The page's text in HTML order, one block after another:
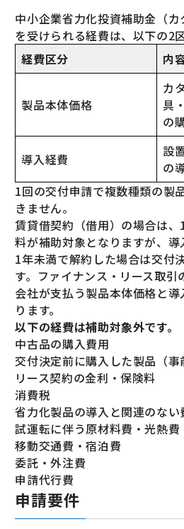
中小企業省力化投資補助金（
を受けられる経費は、以下の2区
経費区分
内
製品本体価格
カ
具
の
導入経費
設
の
1回の交付申請で複数種類の製
きません。
賃貸借契約（借用）の場合は
料が補助対象となりますが、導
1年未満で解約した場合は交付
す。ファイナンス・リース取引
会社が支払う製品本体価格と
ります。
以下の経費は補助対象外です。
中古品の購入費用
交付決定前に購入した製品（事
リース契約の金利・保険料
消費税
省力化製品の導入と関連のない
試運転に伴う原材料費・光熱費
移動交通費・宿泊費
委託・外注費
申請代行費
申請要件